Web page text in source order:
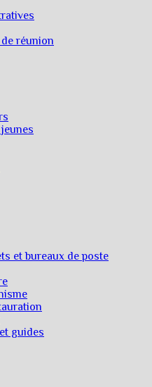
réunion
et bureaux de poste
guides